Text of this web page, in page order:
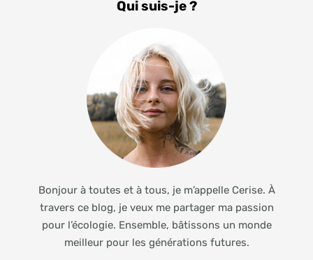
Qui suis-je ?
Bonjour à toutes et à tous, je m’appelle Cerise. À
travers ce blog, je veux me partager ma passion
pour l’écologie. Ensemble, bâtissons un monde
meilleur pour les générations futures.